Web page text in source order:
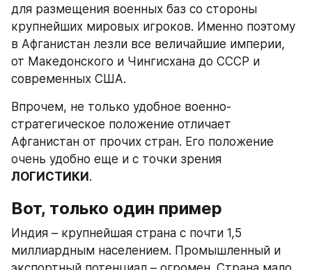
для размещения военных баз со стороны
крупнейших мировых игроков. Именно поэтому
в Афганистан лезли все величайшие империи,
от Македонского и Чингисхана до СССР и
современных США.
Впрочем, не только удобное военно-
стратегическое положение отличает
Афганистан от прочих стран. Его положение
ЛОГИСТИКИ .
Вот, только один пример
Индия – крупнейшая страна с почти 1,5
миллиардным населением. Промышленный и